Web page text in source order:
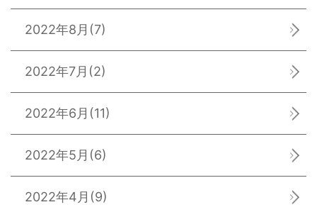
2022年8月 (7)
2022年7月 (2)
2022年6月 (11)
2022年5月 (6)
2022年4月 (9)